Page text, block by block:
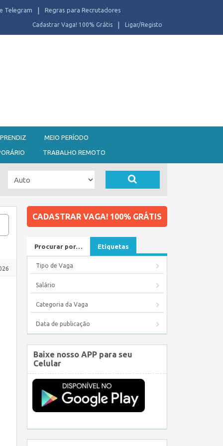
Telegram Regras para Recrutadores
Ligar/Registo
Cadastrar Vaga! 100% Grátis
MEIO PERÍODO
TRABALHO REMOTO
CADASTRAR VAGA! 100% GRÁTIS
Procurar por… Etiquetas
Tipo de Vaga
Salário
Categoria da Vaga
Data de publicação
Baixe nosso APP para seu
Celular